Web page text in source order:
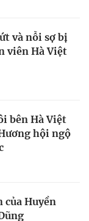
và nỗi sợ bị
viên Hà Việt
bên Hà Việt
hội ngộ
của Huyền